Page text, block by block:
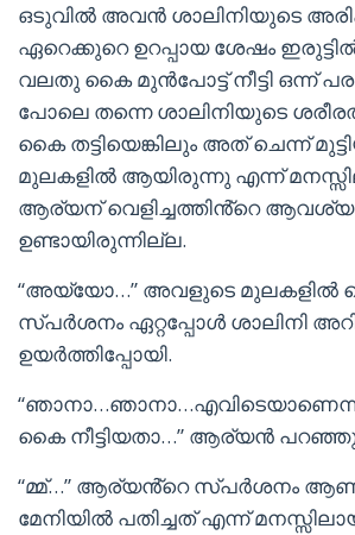
ഒടുവിൽ അവൻ ശാലിനിയുടെ
ഏറെക്കുറെ ഉറപ്പായ ശേഷം
വലതു കൈ മുൻപോട്ട് നീട്ടി ഒന്ന്
പോലെ തന്നെ ശാലിനിയുടെ
കൈ തട്ടിയെങ്കിലും അത് ചെന്ന്
മുലകളിൽ ആയിരുന്നു എന്ന്
ആര്യന് വെളിച്ചത്തിൻ്റെ
ഉണ്ടായിരുന്നില്ല.
“അയ്യോ…” അവളുടെ മുലകളിൽ
സ്പർശനം ഏറ്റപ്പോൾ ശാലിനി
ഉയർത്തിപ്പോയി.
കൈ നീട്ടിയതാ…” ആര്യൻ
“മ്മ്…” ആര്യൻ്റെ സ്പർശനം
മേനിയിൽ പതിച്ചത് എന്ന്